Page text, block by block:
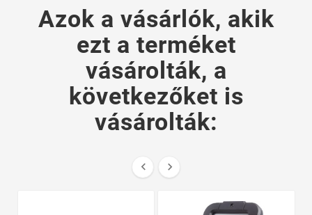
Azok a vásárlók, akik
ezt a terméket
vásárolták, a
következőket is
vásárolták:
 